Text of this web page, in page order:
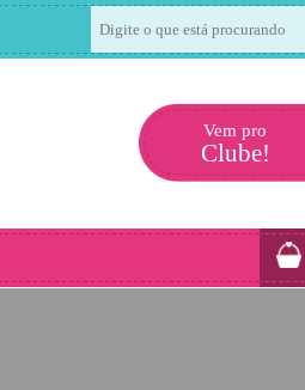
Vem pro
Clube!